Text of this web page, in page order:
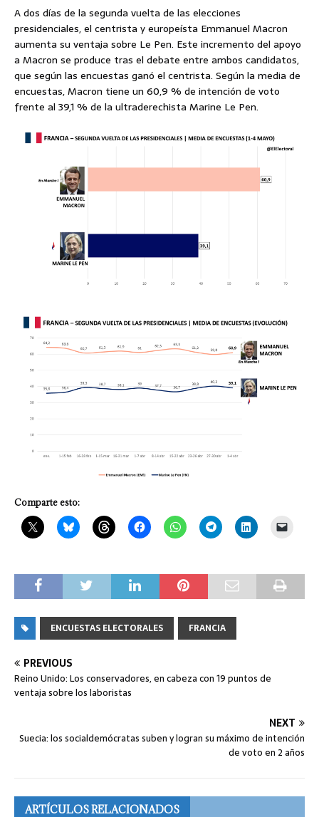
A dos días de la segunda vuelta de las elecciones
presidenciales, el centrista y europeísta Emmanuel Macron
aumenta su ventaja sobre Le Pen. Este incremento del apoyo
a Macron se produce tras el debate entre ambos candidatos,
que según las encuestas ganó el centrista. Según la media de
encuestas, Macron tiene un 60,9 % de intención de voto
frente al 39,1 % de la ultraderechista Marine Le Pen.
Comparte esto:
ENCUESTAS ELECTORALES FRANCIA
PREVIOUS
Reino Unido: Los conservadores, en cabeza con 19 puntos de
ventaja sobre los laboristas
NEXT
Suecia: los socialdemócratas suben y logran su máximo de intención
de voto en 2 años
ARTÍCULOS RELACIONADOS